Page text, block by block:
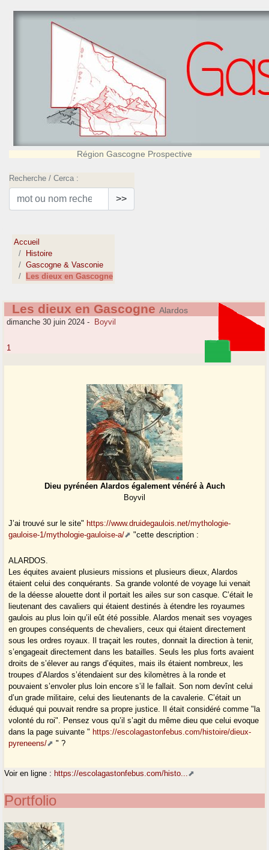
Région Gascogne Prospective
Recherche / Cerca :
>>
Accueil
Histoire
Gascogne & Vasconie
Les dieux en Gascogne
Les dieux en Gascogne Alardos
dimanche 30 juin 2024 - Boyvil
1
Dieu pyrénéen Alardos également vénéré à Auch
Boyvil
J’ai trouvé sur le site" https://www.druidegaulois.net/mythologie-
gauloise-1/mythologie-gauloise-a/
"cette description :
ALARDOS.
Les équites avaient plusieurs missions et plusieurs dieux, Alardos
étaient celui des conquérants. Sa grande volonté de voyage lui venait
de la déesse alouette dont il portait les ailes sur son casque. C’était le
lieutenant des cavaliers qui étaient destinés à étendre les royaumes
gaulois au plus loin qu’il eût été possible. Alardos menait ses voyages
en groupes conséquents de chevaliers, ceux qui étaient directement
sous les ordres royaux. Il traçait les routes, donnait la direction à tenir,
s’engageait directement dans les batailles. Seuls les plus forts avaient
droits de s’élever au rangs d’équites, mais ils étaient nombreux, les
troupes d’Alardos s’étendaient sur des kilomètres à la ronde et
pouvaient s’envoler plus loin encore s’il le fallait. Son nom devînt celui
d’un grade militaire, celui des lieutenants de la cavalerie. C’était un
éduqué qui pouvait rendre sa propre justice. Il était considéré comme "la
volonté du roi". Pensez vous qu’il s’agit du même dieu que celui evoque
dans la page suivante " https://escolagastonfebus.com/histoire/dieux-
pyreneens/
" ?
Voir en ligne : https://escolagastonfebus.com/histo...
Portfolio